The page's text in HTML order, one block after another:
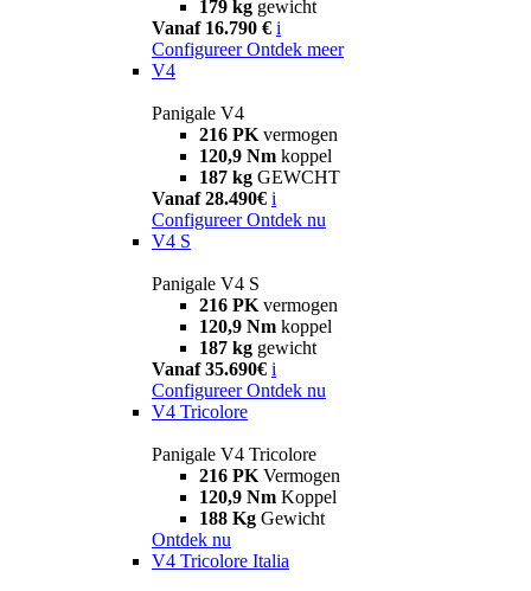
179 kg gewicht
Vanaf 16.790 € i
Configureer Ontdek meer
V4
Panigale V4
216 PK vermogen
120,9 Nm koppel
187 kg GEWCHT
Vanaf 28.490€ i
Configureer Ontdek nu
V4 S
Panigale V4 S
216 PK vermogen
120,9 Nm koppel
187 kg gewicht
Vanaf 35.690€ i
Configureer Ontdek nu
V4 Tricolore
Panigale V4 Tricolore
216 PK Vermogen
120,9 Nm Koppel
188 Kg Gewicht
Ontdek nu
V4 Tricolore Italia